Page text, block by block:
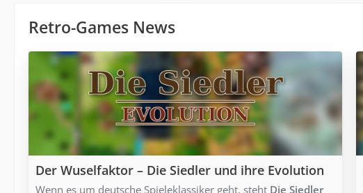
Retro-Games News
Der Wuselfaktor – Die Siedler und ihre Evolution
Wenn es um deutsche Spieleklassiker geht, steht Die Siedler